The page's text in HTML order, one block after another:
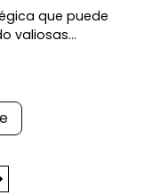
que puede
valiosas…